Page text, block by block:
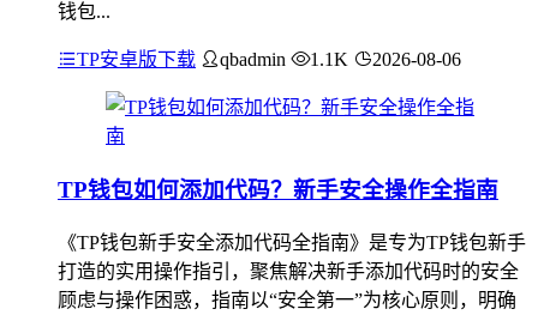
钱包...
TP安卓版下载 qbadmin 1.1K 2026-08-06
TP钱包如何添加代码？新手安全操作全指南
《TP钱包新手安全添加代码全指南》是专为TP钱包新手
打造的实用操作指引，聚焦解决新手添加代码时的安全
顾虑与操作困惑，指南以“安全第一”为核心原则，明确